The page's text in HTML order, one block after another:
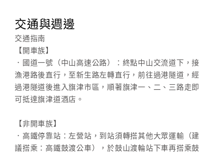
交通與週邊
交通指南
【開車族】
．國道一號（中山高速公路）：終點中山交流道下，接
漁港路後直行，至新生路左轉直行，前往過港隧道，經
過港隧道後進入旗津市區，順著旗津一、二、三路走即
可抵達旗津道酒店。
【非開車族】
．高鐵停靠站：左營站，到站須轉搭其他大眾運輸（建
議搭乘：高鐵鼓渡公車），於鼓山渡輪站下車再搭乘鼓